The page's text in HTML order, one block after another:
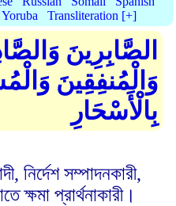
Yoruba Transliteration [+]
الصَّابِرِينَ
وَالْمُنفِقِينَ
بِالْأَسْحَارِ
নির্দেশ সম্পাদনকারী,
ক্ষমা প্রার্থনাকারী।